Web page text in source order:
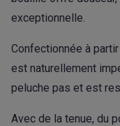
exceptionnelle.
Confectionnée à
est naturellement
peluche pas et est
Avec de la tenue, du